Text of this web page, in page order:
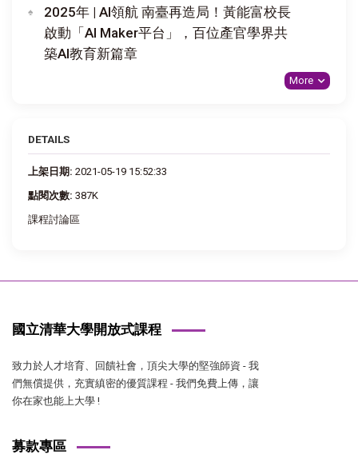
2025年 | AI領航 南臺再造局！黃能富校長
啟動「AI Maker平台」，百位產官學界共
築AI教育新篇章
More
DETAILS
上架日期: 2021-05-19 15:52:33
點閱次數: 387K
課程討論區
國立清華大學開放式課程
致力於人才培育、回饋社會，頂尖大學的堅強師資 - 我
們無償提供，充實縝密的優質課程 - 我們免費上傳，讓
你在家也能上大學 !
募款專區